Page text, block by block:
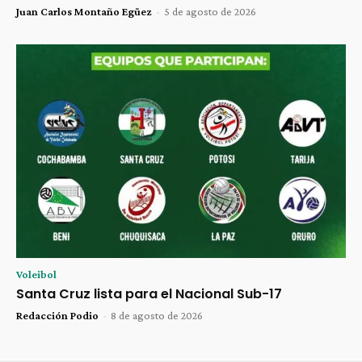
Juan Carlos Montaño Egüez - 5 de agosto de 2026
Voleibol
Santa Cruz lista para el Nacional Sub-17
Redacción Podio - 8 de agosto de 2026